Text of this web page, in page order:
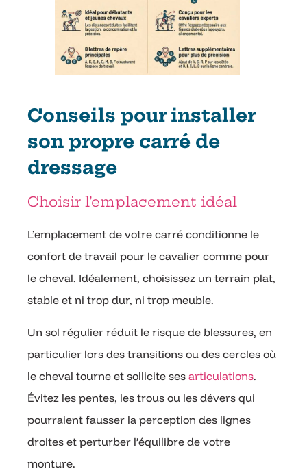
Conseils pour installer
son propre carré de
dressage
Choisir l’emplacement idéal
L’emplacement de votre carré conditionne le
confort de travail pour le cavalier comme pour
le cheval. Idéalement, choisissez un terrain plat,
stable et ni trop dur, ni trop meuble.
Un sol régulier réduit le risque de blessures, en
particulier lors des transitions ou des cercles où
le cheval tourne et sollicite ses articulations.
Évitez les pentes, les trous ou les dévers qui
pourraient fausser la perception des lignes
droites et perturber l’équilibre de votre
monture.